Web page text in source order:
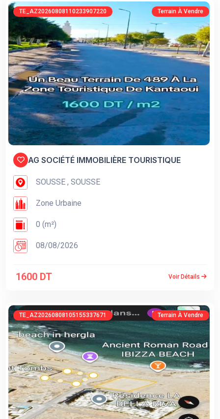
TE_AZ20260808110233907220 Terrain À Vendre
AG SOCIÉTÉ IMMOBILIÈRE TOURISTIQUE
SOUSSE , SOUSSE
Zone Urbaine
0 (m²)
08/08/2026
1600 DT Voir Détails
TE_AZ20260808105155337671 Terrain À Vendre